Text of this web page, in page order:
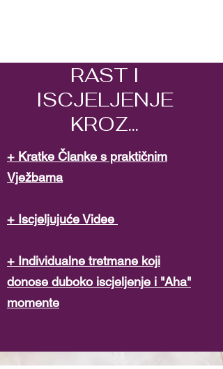
RAST I
ISCJELJENJE
KROZ...
+ Kratke Članke s praktičnim
Vježbama
+ Iscjeljujuće Videe
+ Individualne tretmane koji
donose duboko iscjeljenje i "Aha"
momente